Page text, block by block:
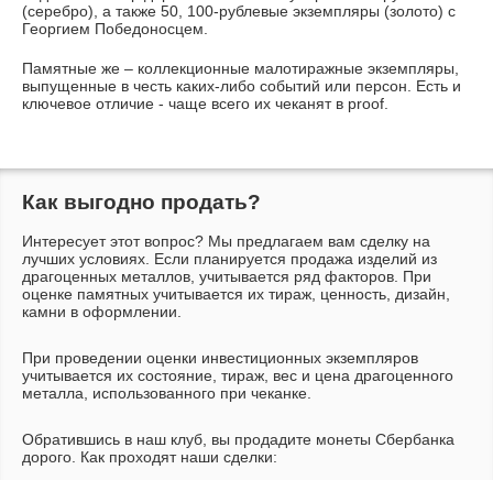
(серебро), а также 50, 100-рублевые экземпляры (золото) с
Георгием Победоносцем.
Памятные же – коллекционные малотиражные экземпляры,
выпущенные в честь каких-либо событий или персон. Есть и
ключевое отличие - чаще всего их чеканят в proof.
Как выгодно продать?
Интересует этот вопрос? Мы предлагаем вам сделку на
лучших условиях. Если планируется продажа изделий из
драгоценных металлов, учитывается ряд факторов. При
оценке памятных учитывается их тираж, ценность, дизайн,
камни в оформлении.
При проведении оценки инвестиционных экземпляров
учитывается их состояние, тираж, вес и цена драгоценного
металла, использованного при чеканке.
Обратившись в наш клуб, вы продадите монеты Сбербанка
дорого. Как проходят наши сделки: